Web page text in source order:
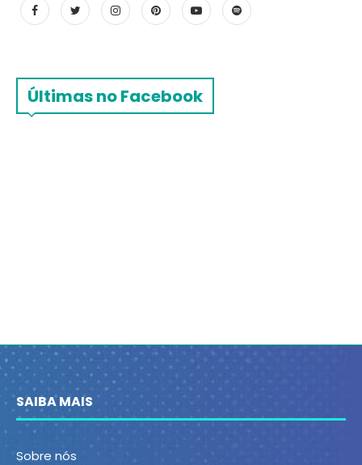
Últimas no Facebook
SAIBA MAIS
Sobre nós